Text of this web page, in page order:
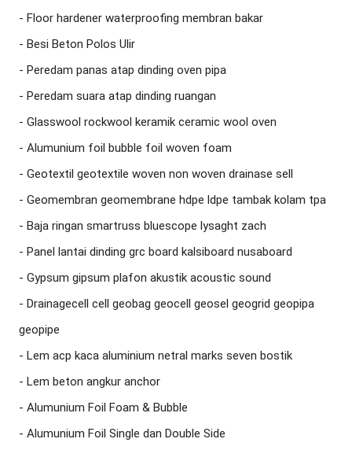
- Floor hardener waterproofing membran bakar
- Besi Beton Polos Ulir
- Peredam panas atap dinding oven pipa
- Peredam suara atap dinding ruangan
- Glasswool rockwool keramik ceramic wool oven
- Alumunium foil bubble foil woven foam
- Geotextil geotextile woven non woven drainase sell
- Geomembran geomembrane hdpe ldpe tambak kolam tpa
- Baja ringan smartruss bluescope lysaght zach
- Panel lantai dinding grc board kalsiboard nusaboard
- Gypsum gipsum plafon akustik acoustic sound
- Drainagecell cell geobag geocell geosel geogrid geopipa
geopipe
- Lem acp kaca aluminium netral marks seven bostik
- Lem beton angkur anchor
- Alumunium Foil Foam & Bubble
- Alumunium Foil Single dan Double Side